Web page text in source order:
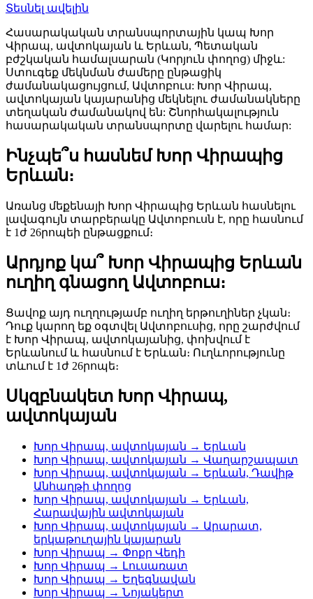
Տեսնել ավելին
Հասարակական տրանսպորտային կապ Խոր
Վիրապ, ավտոկայան և Երևան, Պետական
բժշկական համալսարան (Կորյուն փողոց) միջև:
Ստուգեք մեկնման ժամերը ընթացիկ
ժամանակացույցում, Ավտոբուս: Խոր Վիրապ,
ավտոկայան կայարանից մեկնելու ժամանակները
տեղական ժամանակով են: Շնորհակալություն
հասարակական տրանսպորտը վարելու համար:
Ինչպե՞ս հասնեմ Խոր Վիրապից
Երևան։
Առանց մեքենայի Խոր Վիրապից Երևան հասնելու
լավագույն տարբերակը Ավտոբուսն է, որը հասնում
է 1ժ 26րոպեի ընթացքում։
Արդյոք կա՞ Խոր Վիրապից Երևան
ուղիղ գնացող Ավտոբուս։
Ցավոք այդ ուղղությամբ ուղիղ երթուղիներ չկան։
Դուք կարող եք օգտվել Ավտոբուսից, որը շարժվում
է Խոր Վիրապ, ավտոկայանից, փոխվում է
Երևանում և հասնում է Երևան։ Ուղևորությունը
տևում է 1ժ 26րոպե։
Սկզբնակետ Խոր Վիրապ,
ավտոկայան
Խոր Վիրապ, ավտոկայան → Երևան
Խոր Վիրապ, ավտոկայան → Վաղարշապատ
Խոր Վիրապ, ավտոկայան → Երևան, Դավիթ
Անհաղթի փողոց
Խոր Վիրապ, ավտոկայան → Երևան,
Հարավային ավտոկայան
Խոր Վիրապ, ավտոկայան → Արարատ,
երկաթուղային կայարան
Խոր Վիրապ → Փոքր Վեդի
Խոր Վիրապ → Լուսառատ
Խոր Վիրապ → Եղեգնավան
Խոր Վիրապ → Նոյակերտ